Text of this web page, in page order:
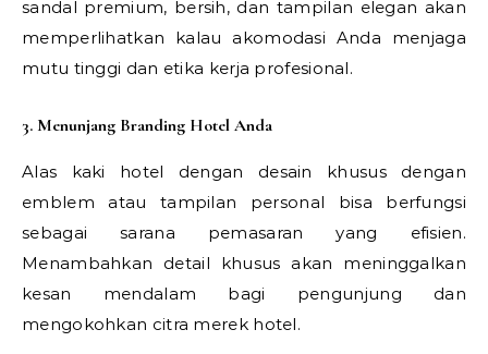
sandal premium, bersih, dan tampilan elegan akan
memperlihatkan kalau akomodasi Anda menjaga
mutu tinggi dan etika kerja profesional.
3. Menunjang Branding Hotel Anda
Alas kaki hotel dengan desain khusus dengan
emblem atau tampilan personal bisa berfungsi
sebagai sarana pemasaran yang efisien.
Menambahkan detail khusus akan meninggalkan
kesan mendalam bagi pengunjung dan
mengokohkan citra merek hotel.